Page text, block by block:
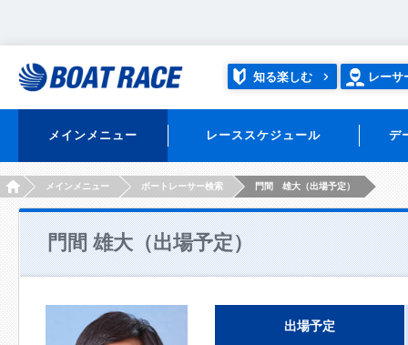
知る楽しむ レーサ
メインメニュー レーススケジュール デ
HOMEメインメニュー ボートレーサー検索 門間 雄大（出場予定）
門間 雄大（出場予定）
出場予定